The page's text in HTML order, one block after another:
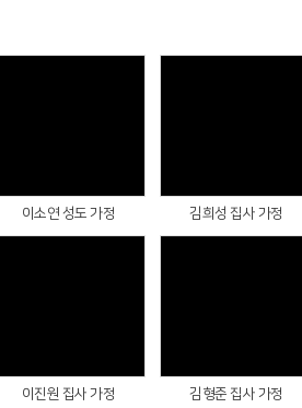
이소연 성도 가정 김희성 집사 가정
이진원 집사 가정 김형준 집사 가정